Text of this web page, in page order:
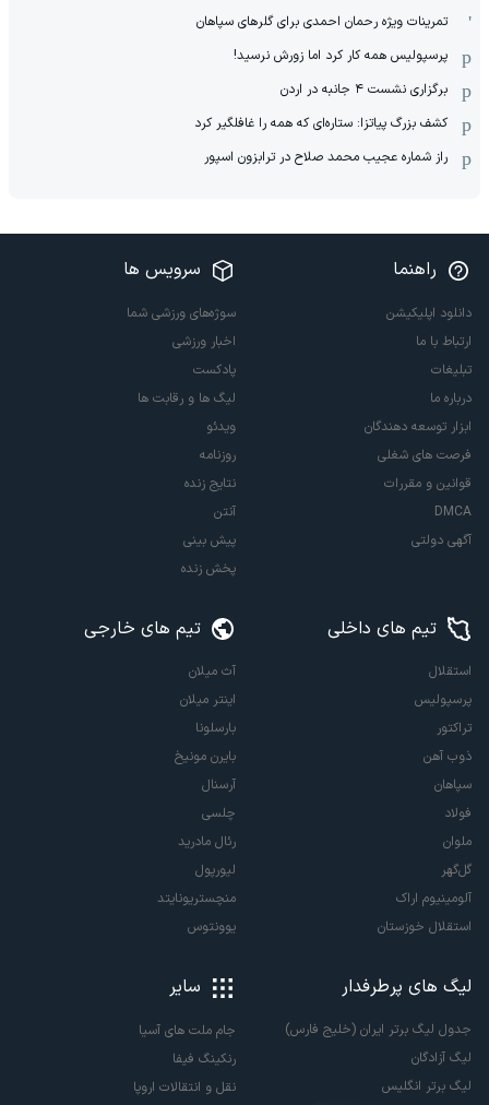
تمرینات ویژه رحمان احمدی برای گلرهای سپاهان
پرسپولیس همه کار کرد اما زورش نرسید!
برگزاری نشست ۴ جانبه در اردن
کشف بزرگ پیاتزا: ستاره‌ای که همه را غافلگیر کرد
راز شماره عجیب محمد صلاح در ترابزون اسپور
راهنما
دانلود اپلیکیشن
ارتباط با ما
تبلیغات
درباره ما
ابزار توسعه دهندگان
فرصت های شغلی
قوانین و مقررات
DMCA
آگهی دولتی
سرویس ها
سوژه‌های ورزشی شما
اخبار ورزشی
پادکست
لیگ ها و رقابت ها
ویدئو
روزنامه
نتایج زنده
آنتن
پیش بینی
پخش زنده
تیم های داخلی
استقلال
پرسپولیس
تراکتور
ذوب آهن
سپاهان
فولاد
ملوان
گل‌گهر
آلومینیوم اراک
استقلال خوزستان
تیم های خارجی
آث میلان
اینتر میلان
بارسلونا
بایرن مونیخ
آرسنال
چلسی
رئال مادرید
لیورپول
منچستریونایتد
یوونتوس
لیگ های پرطرفدار
جدول لیگ برتر ایران (خلیج فارس)
لیگ آزادگان
لیگ برتر انگلیس
سایر
جام ملت های آسیا
رنکینگ فیفا
نقل و انتقالات اروپا